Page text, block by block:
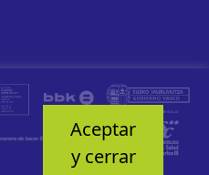
Aceptar
y cerrar